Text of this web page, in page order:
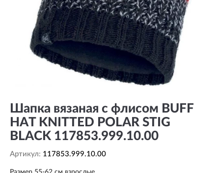
Шапка вязаная с флисом BUFF
HAT KNITTED POLAR STIG
BLACK 117853.999.10.00
Артикул: 117853.999.10.00